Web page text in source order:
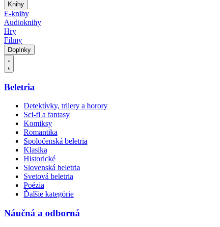
Knihy
E-knihy
Audioknihy
Hry
Filmy
Doplnky
Beletria
Detektívky, trilery a horory
Sci-fi a fantasy
Komiksy
Romantika
Spoločenská beletria
Klasika
Historické
Slovenská beletria
Svetová beletria
Poézia
Ďalšie kategórie
Náučná a odborná